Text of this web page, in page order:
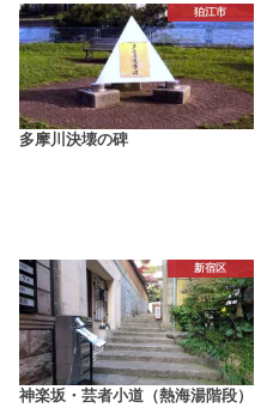
狛江市
多摩川決壊の碑
新宿区
神楽坂・芸者小道（熱海湯階段）